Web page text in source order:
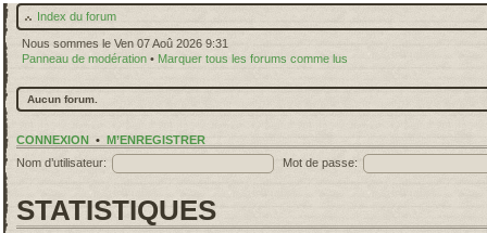
Index du forum
Nous sommes le Ven 07 Aoû 2026 9:31
Panneau de modération • Marquer tous les forums comme lus
Aucun forum.
CONNEXION • M’ENREGISTRER
Nom d’utilisateur:
Mot de passe:
STATISTIQUES